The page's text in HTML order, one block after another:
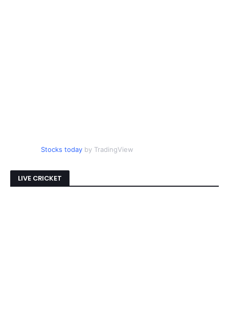
Stocks todayby TradingView
LIVE CRICKET